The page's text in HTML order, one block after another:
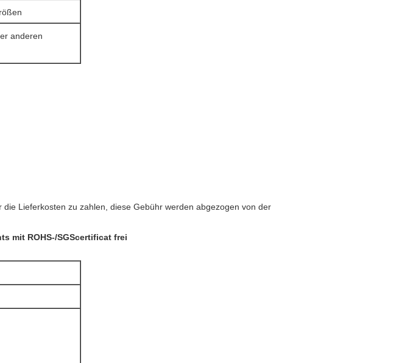
anderen
Lieferkosten zu zahlen, diese Gebühr werden abgezogen von der
mit ROHS-/SGScertificat frei